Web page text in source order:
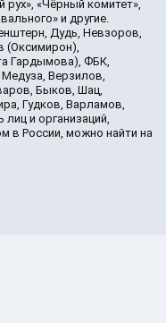
рух», «Чёрный комитет»,
и другие.
Дудь, Невзоров,
(Оксимирон),
Гардымова), ФБК,
Верзилов,
Быков, Шац,
Гудков, Варламов,
лиц и организаций,
в России, можно найти на